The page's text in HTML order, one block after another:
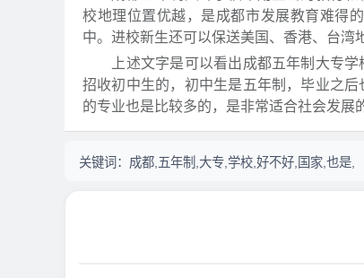
校地理位置优越，是成都市发展教育难得
中。进校新生还可以保送美国、香港、台湾
上述文字是可以看出成都五年制大专学
招收初中生的，初中生是五年制，毕业之
的专业也是比较多的，是非常适合社会发展
关键词： 成都,五年制,大专,学校,好不好,国家,也是,